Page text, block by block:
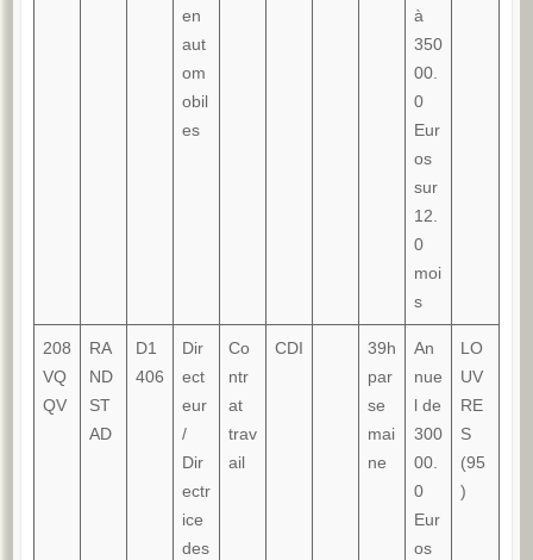
en
aut
om
obil
es
à
350
00.
0
Eur
os
sur
12.
0
moi
s
208
VQ
QV
RA
ND
ST
AD
D1
406
Dir
ect
eur
/
Dir
ectr
ice
des
Co
ntr
at
trav
ail
CDI
39h
par
se
mai
ne
An
nue
l de
300
00.
0
Eur
os
LO
UV
RE
S
(95
)